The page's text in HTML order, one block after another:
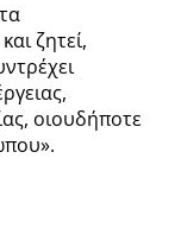
ζητεί,
οιουδήποτε